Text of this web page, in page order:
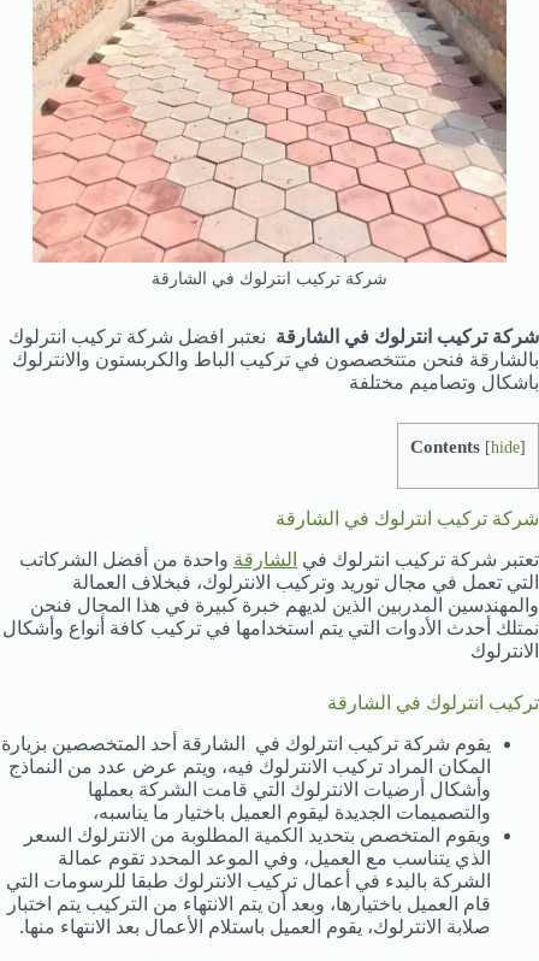
شركة تركيب انترلوك في الشارقة
شركة تركيب انترلوك في الشارقة نعتبر افضل شركة تركيب انترلوك
بالشارقة فنحن متتخصصون في تركيب الباط والكربستون والانترلوك
باشكال وتصاميم مختلفة
Contents [hide]
شركة تركيب انترلوك في الشارقة
تعتبر شركة تركيب انترلوك في الشارقة واحدة من أفضل الشركاتب
التي تعمل في مجال توريد وتركيب الانترلوك، فبخلاف العمالة
والمهندسين المدربين الذين لديهم خبرة كبيرة في هذا المجال فنحن
نمتلك أحدث الأدوات التي يتم استخدامها في تركيب كافة أنواع وأشكال
الانترلوك
تركيب انترلوك في الشارقة
يقوم شركة تركيب انترلوك في الشارقة أحد المتخصصين بزيارة
المكان المراد تركيب الانترلوك فيه، ويتم عرض عدد من النماذج
وأشكال أرضيات الانترلوك التي قامت الشركة بعملها
والتصميمات الجديدة ليقوم العميل باختيار ما يناسبه،
ويقوم المتخصص بتحديد الكمية المطلوبة من الانترلوك السعر
الذي يتناسب مع العميل، وفي الموعد المحدد تقوم عمالة
الشركة بالبدء في أعمال تركيب الانترلوك طبقا للرسومات التي
قام العميل باختيارها، وبعد أن يتم الانتهاء من التركيب يتم اختبار
صلابة الانترلوك، يقوم العميل باستلام الأعمال بعد الانتهاء منها.